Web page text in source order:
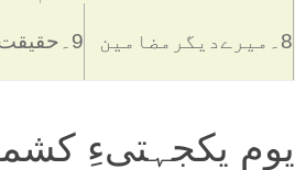
8۔میرےدیگرمضامین 9۔حقیقت وحی
یومِ یکجہتیءِ